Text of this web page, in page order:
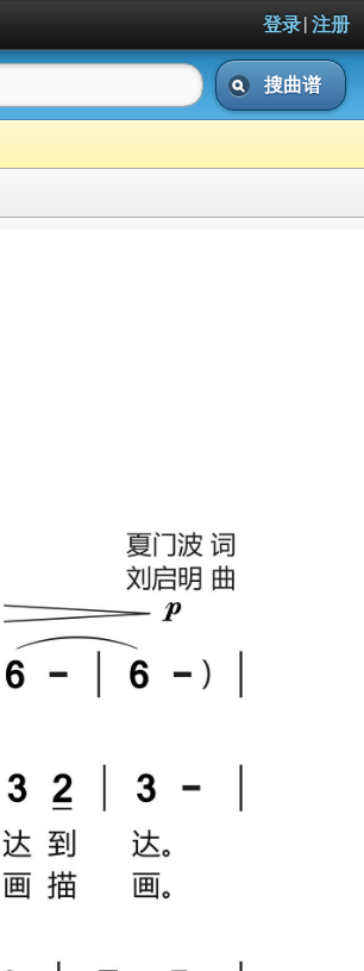
登录| 注册
搜曲谱